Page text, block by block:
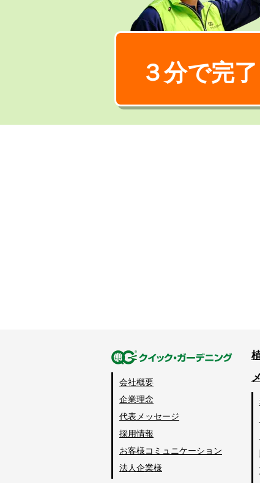
３分で完了
会社概要
企業理念
代表メッセージ
採用情報
お客様コミュニケーション
法人企業様